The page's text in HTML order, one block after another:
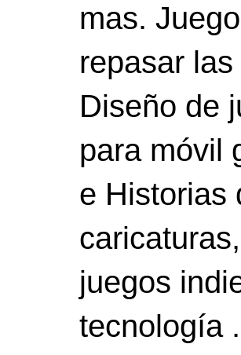
mas.
repasar
Diseño de
para móvil
e Historias
juegos
tecnología